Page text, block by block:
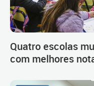
Quatro escolas
com melhores